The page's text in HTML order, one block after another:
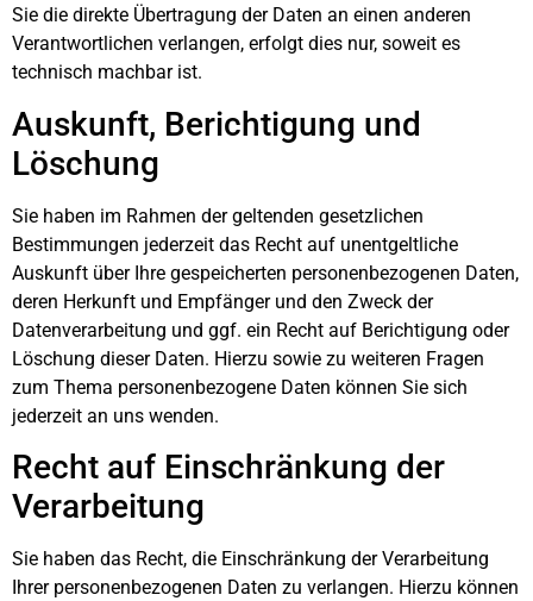
Sie die direkte Übertragung der Daten an einen anderen
Verantwortlichen verlangen, erfolgt dies nur, soweit es
technisch machbar ist.
Auskunft, Berichtigung und
Löschung
Sie haben im Rahmen der geltenden gesetzlichen
Bestimmungen jederzeit das Recht auf unentgeltliche
Auskunft über Ihre gespeicherten personenbezogenen Daten,
deren Herkunft und Empfänger und den Zweck der
Datenverarbeitung und ggf. ein Recht auf Berichtigung oder
Löschung dieser Daten. Hierzu sowie zu weiteren Fragen
zum Thema personenbezogene Daten können Sie sich
jederzeit an uns wenden.
Recht auf Einschränkung der
Verarbeitung
Sie haben das Recht, die Einschränkung der Verarbeitung
Ihrer personenbezogenen Daten zu verlangen. Hierzu können